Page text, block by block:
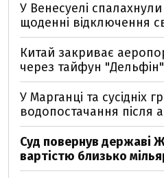
У Венесуелі
щоденні відключення
Китай закриває
через тайфун "Дельфін"
У Марганці та сусідніх
водопостачання після
Суд повернув державі
вартістю близько